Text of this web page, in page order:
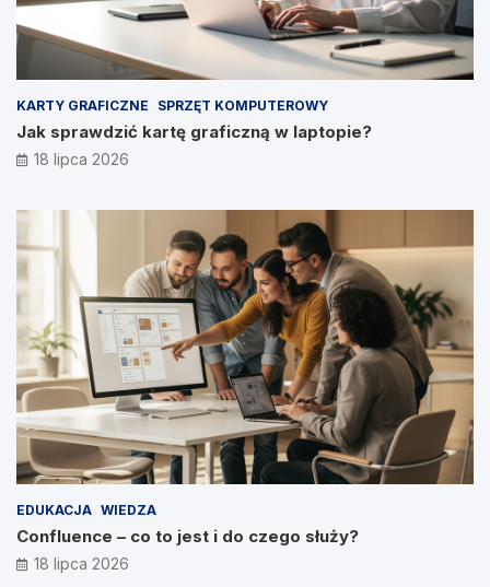
KARTY GRAFICZNE SPRZĘT KOMPUTEROWY
Jak sprawdzić kartę graficzną w laptopie?
18 lipca 2026
EDUKACJA WIEDZA
Confluence – co to jest i do czego służy?
18 lipca 2026